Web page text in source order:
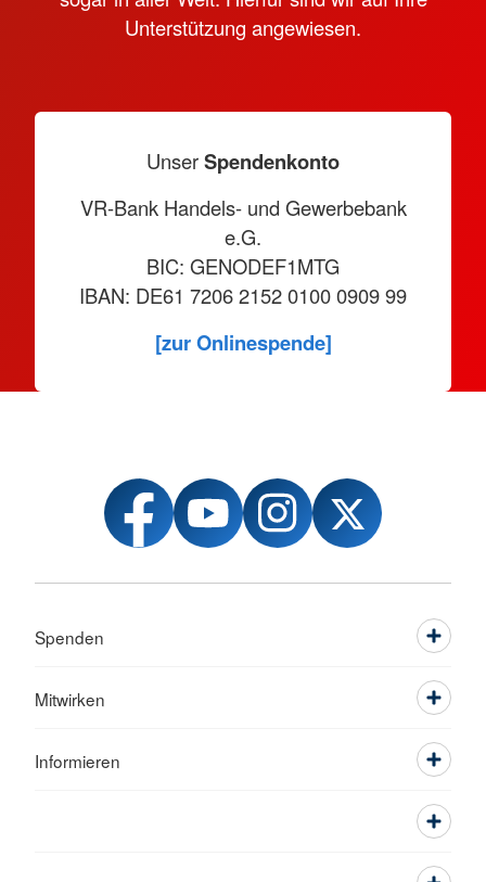
Unterstützung angewiesen.
UnserSpendenkonto
VR-Bank Handels- und Gewerbebank
e.G.
BIC: GENODEF1MTG
IBAN: DE61 7206 2152 0100 0909 99
[zur Onlinespende]
Spenden
Mitwirken
Informieren